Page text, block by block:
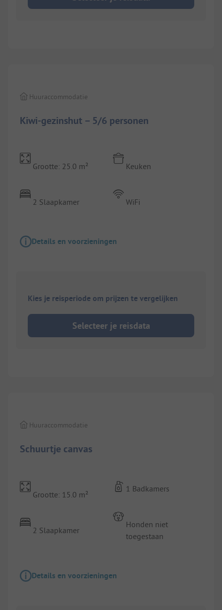
Kiwi-gezinshut – 5/6 personen
Huuraccommodatie
Grootte: 25.0 m²
2 Slaapkamer
Keuken
WiFi
Details en voorzieningen
Kies je reisperiode om prijzen te vergelijken
Selecteer je reisdata
Schuurtje canvas
Huuraccommodatie
Grootte: 15.0 m²
2 Slaapkamer
1 Badkamers
Honden niet
toegestaan
Details en voorzieningen